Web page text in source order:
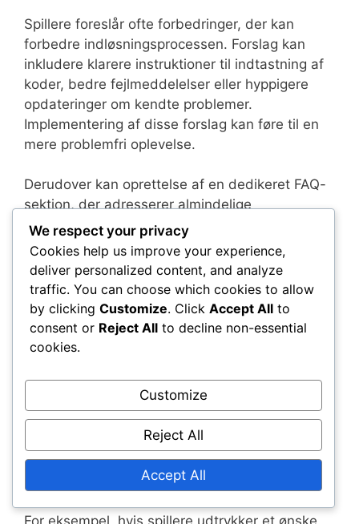
Spillere foreslår ofte forbedringer, der kan
forbedre indløsningsprocessen. Forslag kan
inkludere klarere instruktioner til indtastning af
koder, bedre fejlmeddelelser eller hyppigere
opdateringer om kendte problemer.
Implementering af disse forslag kan føre til en
mere problemfri oplevelse.
Derudover kan oprettelse af en dedikeret FAQ-
sektion, der adresserer almindelige
bekymringer, give brugerne mulighed for at
fejlfinde problemer uafhængigt, hvilket
yderligere forbedrer tilfredsheden og reducerer
supportanmodninger.
Fællesskabsdrevne opdateringer
løbende dialog mellem udviklere og spillere.
Ved at prioritere ændringer baseret på
brugerfeedback kan udviklerne sikre, at
opdateringerne er relevante og effektive. Denne
samarbejdsmetode hjælper med at opretholde
et positivt forhold til spillerbasen.
We respect your privacy
Cookies help us improve your experience,
deliver personalized content, and analyze
traffic. You can choose which cookies to allow
by clicking Customize. Click Accept All to
consent or Reject All to decline non-essential
cookies.
Customize
Reject All
Accept All